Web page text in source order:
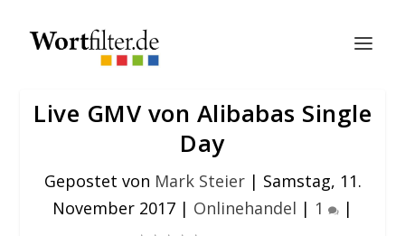
Live GMV von Alibabas Single
Day
Gepostet von Mark Steier| Samstag, 11.
November 2017 | Onlinehandel | 1 |